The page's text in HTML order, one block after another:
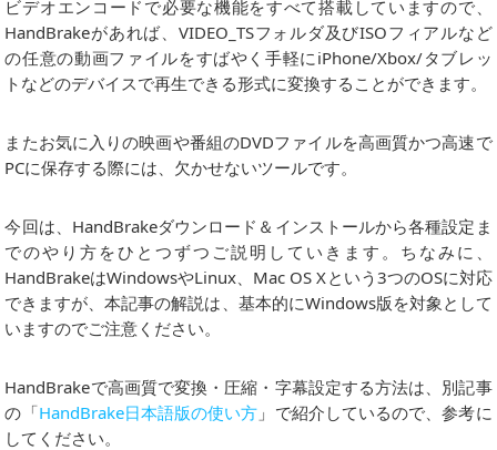
ビデオエンコードで必要な機能をすべて搭載していますので、
HandBrakeがあれば、VIDEO_TSフォルダ及びISOフィアルなど
の任意の動画ファイルをすばやく手軽にiPhone/Xbox/タブレッ
トなどのデバイスで再生できる形式に変換することができます。
またお気に入りの映画や番組のDVDファイルを高画質かつ高速で
PCに保存する際には、欠かせないツールです。
今回は、HandBrakeダウンロード＆インストールから各種設定ま
でのやり方をひとつずつご説明していきます。ちなみに、
HandBrakeはWindowsやLinux、Mac OS Xという3つのOSに対応
できますが、本記事の解説は、基本的にWindows版を対象として
いますのでご注意ください。
HandBrakeで高画質で変換・圧縮・字幕設定する方法は、別記事
の「HandBrake日本語版の使い方 」で紹介しているので、参考に
してください。